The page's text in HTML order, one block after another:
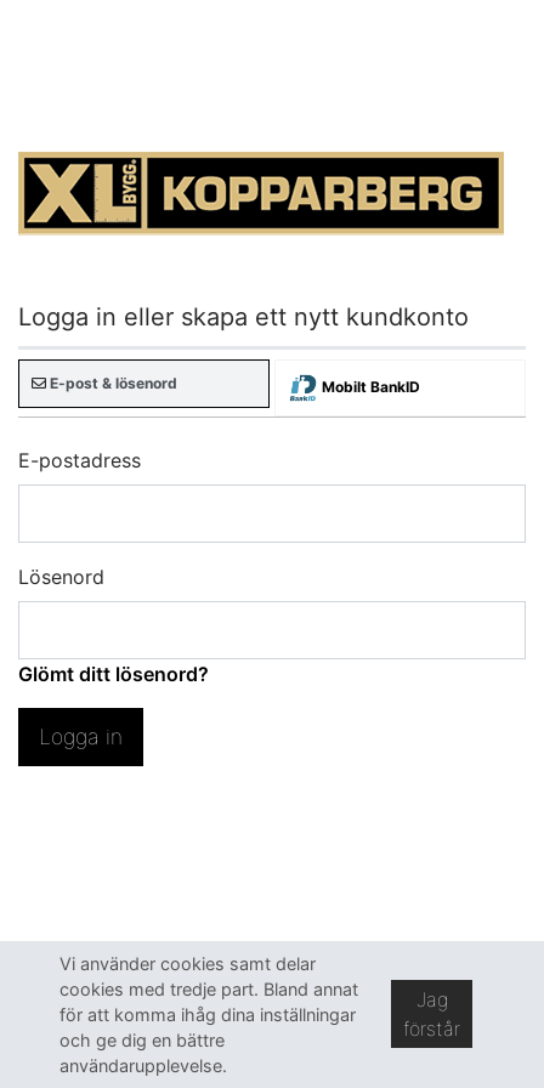
Vi använder cookies samt delar
cookies med tredje part. Bland annat
för att komma ihåg dina inställningar
och ge dig en bättre
användarupplevelse.
Jag
förstår
Logga in eller skapa ett nytt kundkonto
E-post & lösenord Mobilt BankID
E-postadress
Lösenord
Glömt ditt lösenord?
Logga in